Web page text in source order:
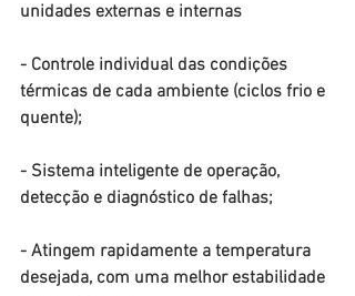
unidades externas e internas
- Controle individual das condições
térmicas de cada ambiente (ciclos frio e
quente);
- Sistema inteligente de operação,
detecção e diagnóstico de falhas;
- Atingem rapidamente a temperatura
desejada, com uma melhor estabilidade